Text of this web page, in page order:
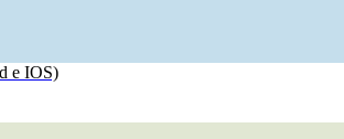
e IOS)